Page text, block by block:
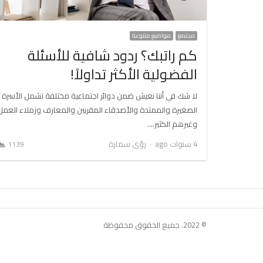
مجتمع مواضيع متنوعة
كم راتبك؟ ردود شافية للأسئلة
الفضولية الأكثر تداولاً!
لا شك في أننا نعيش ضمن دوائر اجتماعية مختلفة تشمل الأسرة
الصغيرة والممتدة والأصدقاء المقربين والمعارف وزملاء
وغيرهم الكثير.…
4 سنوات ago
Author
رؤى سمارة 1139
© 2022. جميع الحقوق محفوظة